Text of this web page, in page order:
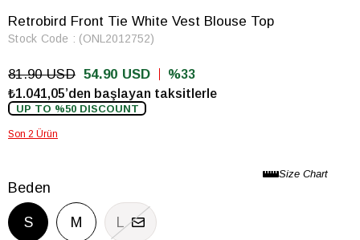
Retrobird Front Tie White Vest Blouse Top
Stock Code (ONL2012752)
81.90 USD 54.90 USD
33
₺1.041,05’den başlayan taksitlerle
UP TO %50 DISCOUNT
Son 2 Ürün
Beden
S M L